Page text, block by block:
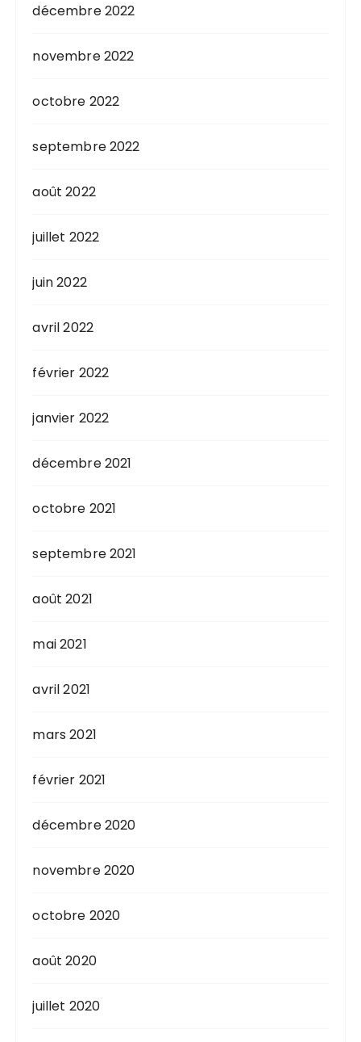
décembre 2022
novembre 2022
octobre 2022
septembre 2022
août 2022
juillet 2022
juin 2022
avril 2022
février 2022
janvier 2022
décembre 2021
octobre 2021
septembre 2021
août 2021
mai 2021
avril 2021
mars 2021
février 2021
décembre 2020
novembre 2020
octobre 2020
août 2020
juillet 2020